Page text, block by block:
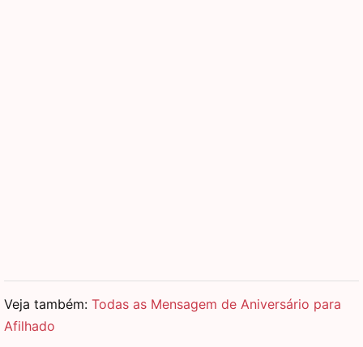
Veja também: Todas as Mensagem de Aniversário para
Afilhado